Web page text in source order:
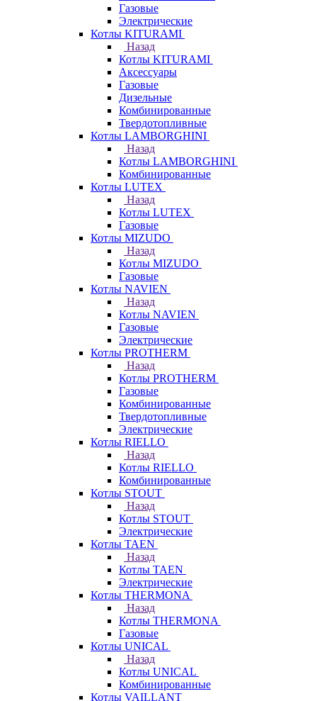
Газовые
Электрические
Котлы KITURAMI
Назад
Котлы KITURAMI
Аксессуары
Газовые
Дизельные
Комбинированные
Твердотопливные
Котлы LAMBORGHINI
Назад
Котлы LAMBORGHINI
Комбинированные
Котлы LUTEX
Назад
Котлы LUTEX
Газовые
Котлы MIZUDO
Назад
Котлы MIZUDO
Газовые
Котлы NAVIEN
Назад
Котлы NAVIEN
Газовые
Электрические
Котлы PROTHERM
Назад
Котлы PROTHERM
Газовые
Комбинированные
Твердотопливные
Электрические
Котлы RIELLO
Назад
Котлы RIELLO
Комбинированные
Котлы STOUT
Назад
Котлы STOUT
Электрические
Котлы TAEN
Назад
Котлы TAEN
Электрические
Котлы THERMONA
Назад
Котлы THERMONA
Газовые
Котлы UNICAL
Назад
Котлы UNICAL
Комбинированные
Котлы VAILLANT